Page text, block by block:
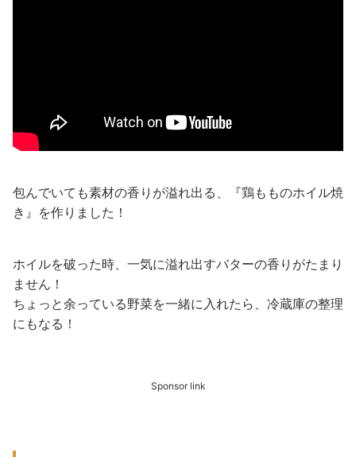
包んでいても素材の香りが溢れ出る、『鶏もものホイル焼
き』を作りました！
ホイルを破った時、一気に溢れ出すバターの香りがたまり
ません！
ちょっと余っている野菜を一緒に入れたら、冷蔵庫の整理
にもなる！
Sponsor link